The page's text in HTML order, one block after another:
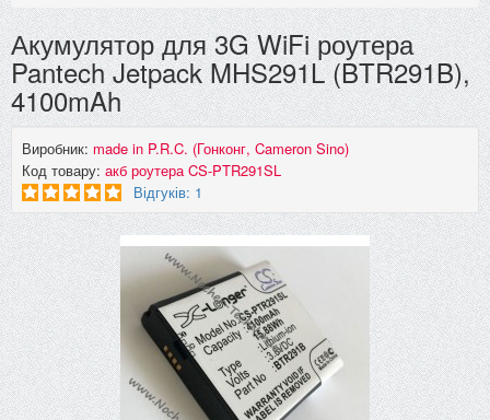
Акумулятор для 3G WiFi роутера
Pantech Jetpack MHS291L (BTR291B),
4100mAh
Виробник: made in P.R.C. (Гонконг, Cameron Sino)
Код товару: акб роутера CS-PTR291SL
Відгуків: 1